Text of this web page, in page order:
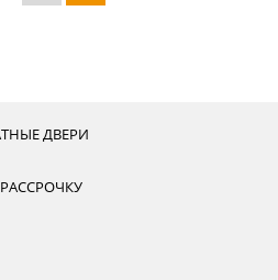
ДВЕРИ